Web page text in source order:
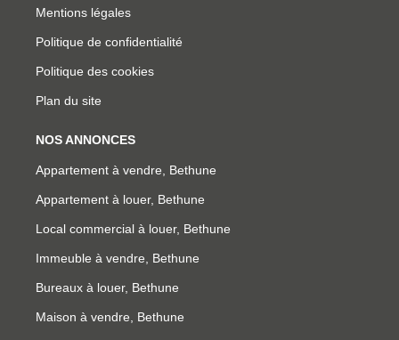
Mentions légales
Politique de confidentialité
Politique des cookies
Plan du site
NOS ANNONCES
Appartement à vendre, Bethune
Appartement à louer, Bethune
Local commercial à louer, Bethune
Immeuble à vendre, Bethune
Bureaux à louer, Bethune
Maison à vendre, Bethune